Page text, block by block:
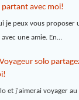
avec moi!
je peux vous proposer
une amie. En…
Voyageur solo
et j'aimerai voyager